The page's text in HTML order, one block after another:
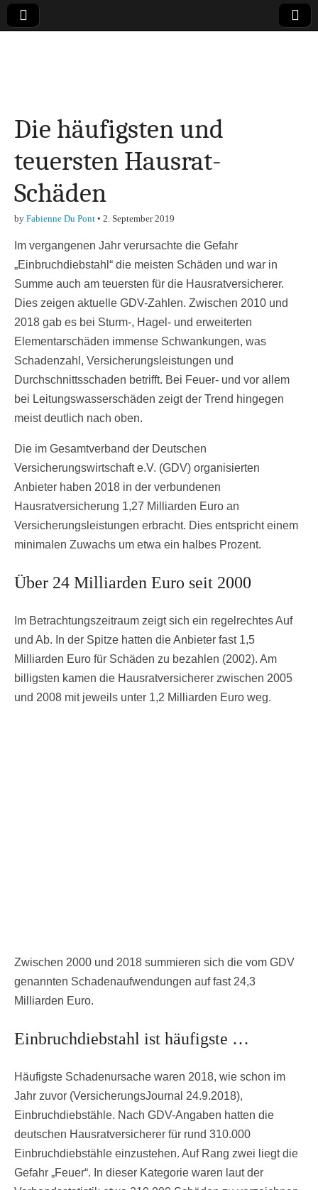
Finanzen,
Marketing-, Vertrieb-
& Investment-Tipps
Die häufigsten und
teuersten Hausrat-
Schäden
by Fabienne Du Pont • 2. September 2019
Im vergangenen Jahr verursachte die Gefahr
„Einbruchdiebstahl“ die meisten Schäden und war in
Summe auch am teuersten für die Hausratversicherer.
Dies zeigen aktuelle GDV-Zahlen. Zwischen 2010 und
2018 gab es bei Sturm-, Hagel- und erweiterten
Elementarschäden immense Schwankungen, was
Schadenzahl, Versicherungsleistungen und
Durchschnittsschaden betrifft. Bei Feuer- und vor allem
bei Leitungswasserschäden zeigt der Trend hingegen
meist deutlich nach oben.
Die im Gesamtverband der Deutschen
Versicherungswirtschaft e.V. (GDV) organisierten
Anbieter haben 2018 in der verbundenen
Hausratversicherung 1,27 Milliarden Euro an
Versicherungsleistungen erbracht. Dies entspricht einem
minimalen Zuwachs um etwa ein halbes Prozent.
Über 24 Milliarden Euro seit 2000
Im Betrachtungszeitraum zeigt sich ein regelrechtes Auf
und Ab. In der Spitze hatten die Anbieter fast 1,5
Milliarden Euro für Schäden zu bezahlen (2002). Am
billigsten kamen die Hausratversicherer zwischen 2005
und 2008 mit jeweils unter 1,2 Milliarden Euro weg.
Zwischen 2000 und 2018 summieren sich die vom GDV
genannten Schadenaufwendungen auf fast 24,3
Milliarden Euro.
Einbruchdiebstahl ist häufigste …
Häufigste Schadenursache waren 2018, wie schon im
Jahr zuvor (VersicherungsJournal 24.9.2018),
Einbruchdiebstähle. Nach GDV-Angaben hatten die
deutschen Hausratversicherer für rund 310.000
Einbruchdiebstähle einzustehen. Auf Rang zwei liegt die
Gefahr „Feuer“. In dieser Kategorie waren laut der